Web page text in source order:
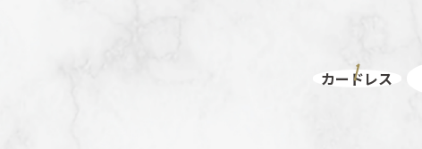
カードレス